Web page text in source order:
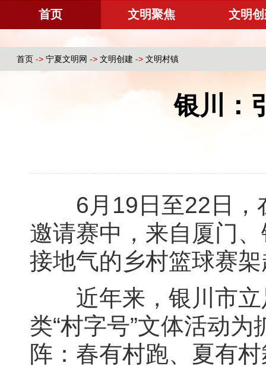
首页 文明聚焦 文明
首页 -> 宁夏文明网 -> 文明创建 -> 文明村镇
银川：
6月19日至22日，在
邀请赛中，来自厦门
接地气的乡村篮球赛
近年来，银川市立
类“村字号”文体活动
阵：春有村跑、夏有